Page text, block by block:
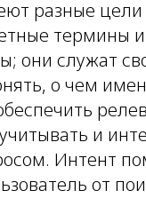
разные
термины
они служат
о чем
и
Интент
от